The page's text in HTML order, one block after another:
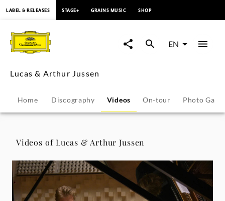
&
Arthur
Jussen
-
Videos
Deutsche
LABEL & RELEASES STAGE+ GRAINS MUSIC SHOP
EN
Lucas & Arthur Jussen
Home Discography Videos On-tour Photo
Videos of Lucas & Arthur Jussen